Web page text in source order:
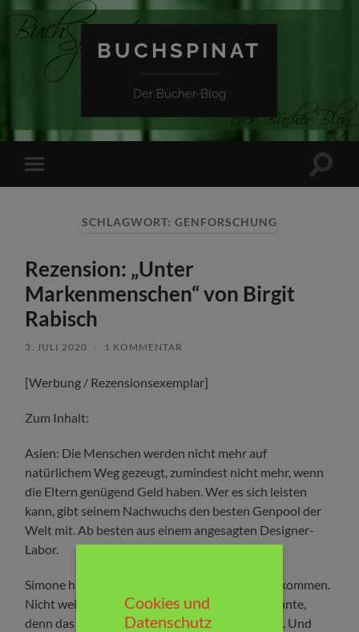
BUCHSPINAT
Der Bücher-Blog
Mobile-
Menü
SCHLAGWORT: GENFORSCHUNG
Rezension: „Unter
Markenmenschen“ von Birgit
Rabisch
3. JULI 2020 1 KOMMENTAR
[Werbung / Rezensionsexemplar]
Zum Inhalt:
Asien: Die Menschen werden nicht mehr auf
natürlichem Weg gezeugt, zumindest nicht mehr, wenn
die Eltern genügend Geld haben. Wer es sich leisten
kann, gibt seinem Nachwuchs den besten Genpool der
Welt mit. Ab besten aus einem angesagten Designer-
Labor.
Simone hat keinen besonderen Gen-Pool abbekommen.
Nicht weil ihre Mutter sich das nicht leisten konnte,
denn das konnte sie. Warum weiß Simone nicht. Und
Cookies und
Datenschutz